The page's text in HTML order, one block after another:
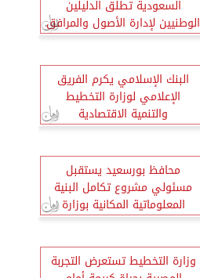
السعودية تطلق الدليلين
الوطنيين لإدارة الأصول والمرافق
البنك الإسلامي يكرم الفريق
الإعلامي لوزارة التخطيط
والتنمية الاقتصادية
محافظ بورسعيد يستقبل
مسئولي مشروع تكامل البنية
المعلوماتية المكانية بوزارة
التخطيط
وزارة التخطيط تستعرض التجربة